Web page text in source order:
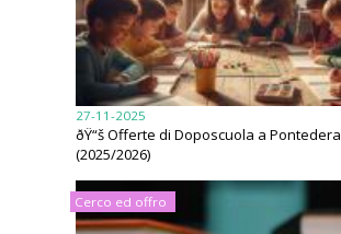
27-11-2025
ðŸ“š Offerte di Doposcuola a Pontedera
(2025/2026)
Cerco ed offro